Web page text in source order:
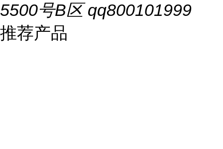
5500号B区 qq800101999
推荐产品